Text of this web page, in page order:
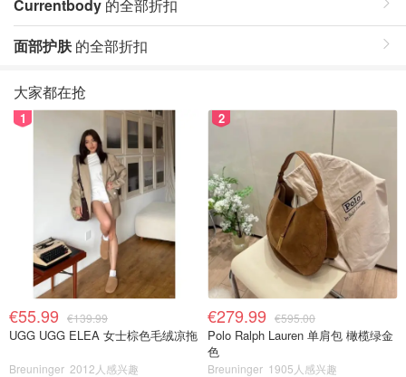
Currentbody 的全部折扣
面部护肤的全部折扣
大家都在抢
1
€55.99 €139.99
UGG UGG ELEA 女士棕色毛绒凉拖
Breuninger 2012人感兴趣
2
€279.99 €595.00
Polo Ralph Lauren 单肩包 橄榄绿金
色
Breuninger 1905人感兴趣